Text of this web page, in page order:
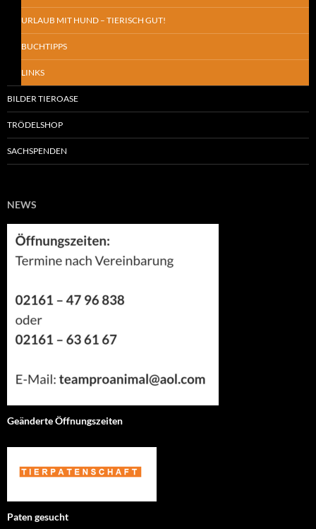
URLAUB MIT HUND – TIERISCH GUT!
BUCHTIPPS
LINKS
BILDER TIEROASE
TRÖDELSHOP
SACHSPENDEN
NEWS
Geänderte Öffnungszeiten
Paten gesucht